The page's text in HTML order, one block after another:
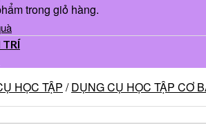
trong giỏ hàng.
TRÍ
HỌC TẬP / DỤNG CỤ HỌC TẬP CƠ